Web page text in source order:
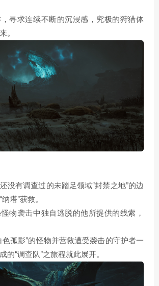
寻求连续不断的沉浸感，究极的狩猎体
。
没有调查过的未踏足领域“封禁之地”的边
塔”获救。
物袭击中独自逃脱的他所提供的线索，
色孤影”的怪物并营救遭受袭击的守护者一
的“调查队”之旅程就此展开。